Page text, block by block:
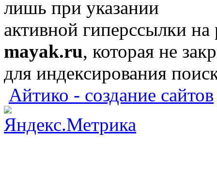
лишь при указании
активной гиперссылки
mayak.ru, которая не
для индексирования
Айтико - создание сайтов